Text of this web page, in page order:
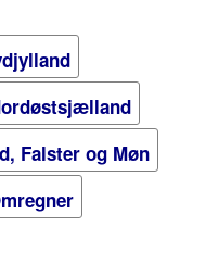
Falster og Møn